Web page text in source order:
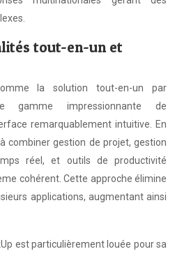
tout-en-un et
la solution tout-en-un par
gamme impressionnante de
remarquablement intuitive. En
combiner gestion de projet, gestion
réel, et outils de productivité
cohérent. Cette approche élimine
applications, augmentant ainsi
est particulièrement louée pour sa